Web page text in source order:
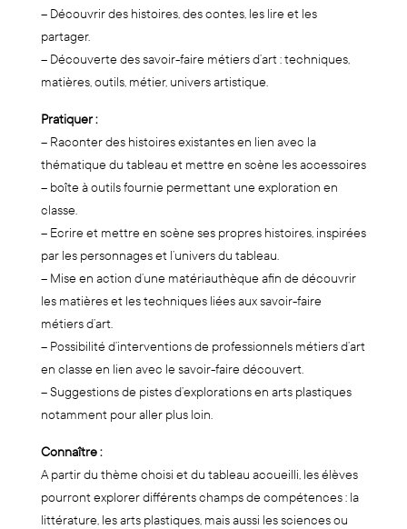
– Découvrir des histoires, des contes, les lire et les
partager.
– Découverte des savoir-faire métiers d’art : techniques,
matières, outils, métier, univers artistique.
Pratiquer :
– Raconter des histoires existantes en lien avec la
thématique du tableau et mettre en scène les accessoires
– boîte à outils fournie permettant une exploration en
classe.
– Ecrire et mettre en scène ses propres histoires, inspirées
par les personnages et l’univers du tableau.
– Mise en action d’une matériauthèque afin de découvrir
les matières et les techniques liées aux savoir-faire
métiers d’art.
– Possibilité d’interventions de professionnels métiers d’art
en classe en lien avec le savoir-faire découvert.
– Suggestions de pistes d’explorations en arts plastiques
notamment pour aller plus loin.
Connaître :
A partir du thème choisi et du tableau accueilli, les élèves
pourront explorer différents champs de compétences : la
littérature, les arts plastiques, mais aussi les sciences ou